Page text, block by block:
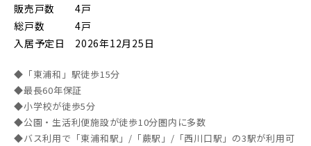
JR川越線
JR東北本線 [宇都宮線]
JR高崎線
地図にあるご希望の物件アイコンをクリックすると
すべて
すべて
キッチン
その他 関連画像
販売戸数
4戸
総戸数
4戸
入居予定日
2026年12月25日
◆「東浦和」駅徒歩15分
◆最長60年保証
◆小学校が徒歩5分
◆公園・生活利便施設が徒歩10分圏内に多数
◆バス利用で「東浦和駅」/「蕨駅」/「西川口駅」の3駅が利用可